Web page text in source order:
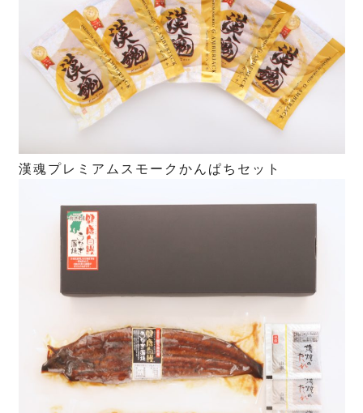
漢魂プレミアムスモークかんぱちセット